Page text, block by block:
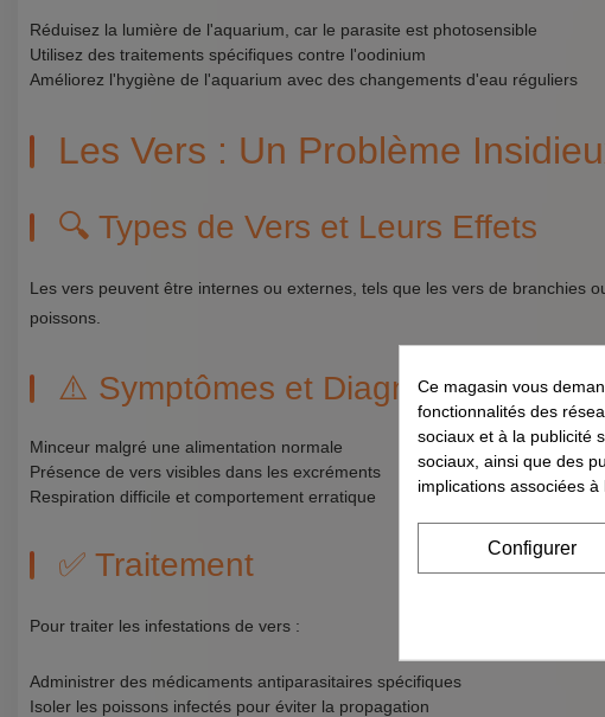
Réduisez la lumière de l'aquarium, car le parasite est photosensible
Utilisez des traitements spécifiques contre l'oodinium
Améliorez l'hygiène de l'aquarium avec des changements d'eau réguliers
Les Vers : Un Problème
🔍 Types de Vers et Leurs Effets
Les vers peuvent être internes ou externes, tels que les vers de branchies
poissons.
⚠️ Symptômes et Diagnostic
Minceur malgré une alimentation normale
Présence de vers visibles dans les excréments
Respiration difficile et comportement erratique
✅ Traitement
Pour traiter les infestations de vers :
Administrer des médicaments antiparasitaires spécifiques
Isoler les poissons infectés pour éviter la propagation
Ce magasin vous
fonctionnalités des
sociaux et à la publicité
sociaux, ainsi que des
implications associées
Configurer